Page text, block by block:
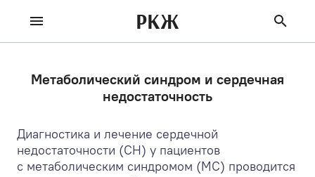
РКЖ
Метаболический синдром и сердечная
недостаточность
Диагностика и лечение сердечной
недостаточности (СН) у пациентов
с метаболическим синдромом (МС) проводится